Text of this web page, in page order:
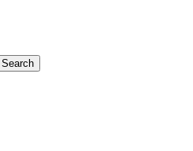
Search